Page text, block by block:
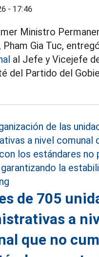
- 17:46
Ministro
Pham Gia Tuc,
al Jefe y Vicejefe
del Partido del
de 705
a
que no